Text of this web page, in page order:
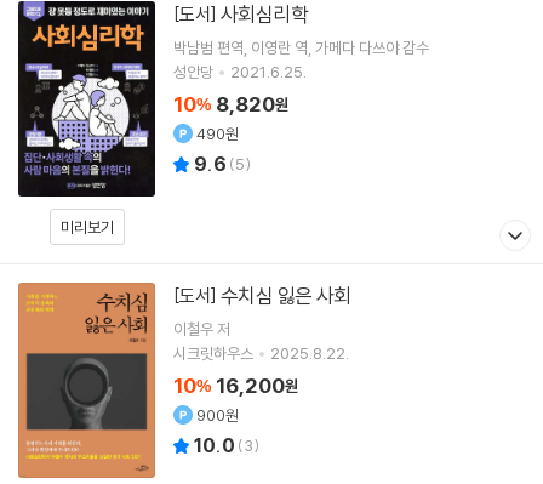
미리보기
[도서] 사회심리학
박남범 편역 이영란 역 가메다 다쓰야감수
성안당
2021.6.25.
10% 8,820원
490원
9.6 (5)
[도서] 수치심 잃은 사회
이철우저
시크릿하우스
2025.8.22.
10% 16,200원
900원
10.0 (3)